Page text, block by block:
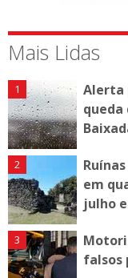
Mais Lidas
Alerta
queda
em
julho
falsos